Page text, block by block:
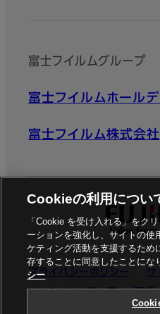
富士フイルムグループ
富士フイルムホール
富士フイルム株式会社
プライバシーポリシー
ソーシャルメディア
商標
Cookieの利用につい
「Cookie を受け入れる」をク
ーションを強化し、サイトの使
ケティング活動を支援するため
存することに同意したことにな
シー